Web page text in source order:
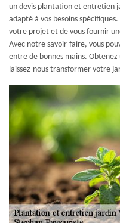
un devis plantation et entretien
adapté à vos besoins
votre projet et de vous fournir
Avec notre savoir-faire, vous
entre de bonnes mains.
laissez-nous transformer votre